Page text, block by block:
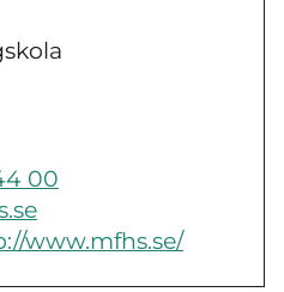
00
www.mfhs.se/